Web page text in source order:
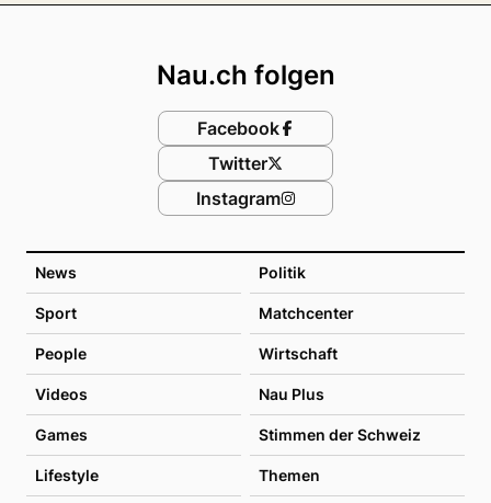
News Politik
Sport Matchcenter
People Wirtschaft
Videos Nau Plus
Games Stimmen der Schweiz
Lifestyle Themen
Nau.ch folgen
Facebook
Twitter
Instagram